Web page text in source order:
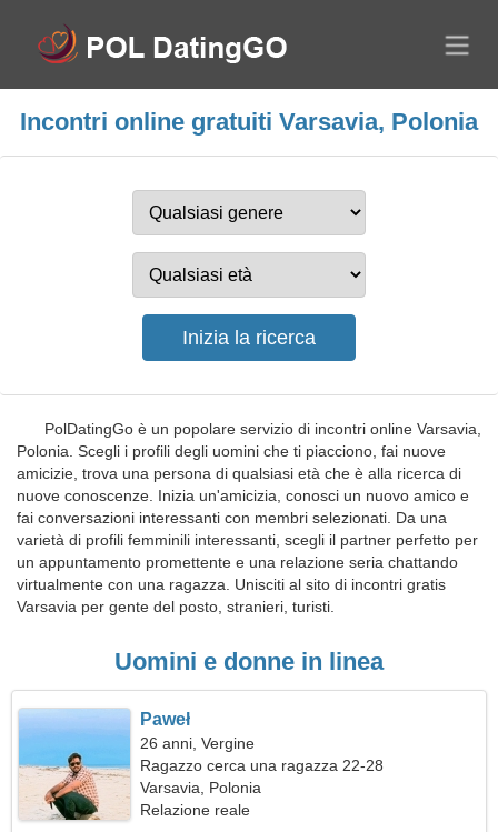
Incontri online gratuiti Varsavia, Polonia
PolDatingGo è un popolare servizio di incontri online Varsavia,
Polonia. Scegli i profili degli uomini che ti piacciono, fai nuove
amicizie, trova una persona di qualsiasi età che è alla ricerca di
nuove conoscenze. Inizia un'amicizia, conosci un nuovo amico e
fai conversazioni interessanti con membri selezionati. Da una
varietà di profili femminili interessanti, scegli il partner perfetto per
un appuntamento promettente e una relazione seria chattando
virtualmente con una ragazza. Unisciti al sito di incontri gratis
Varsavia per gente del posto, stranieri, turisti.
Uomini e donne in linea
Paweł
26 anni, Vergine
Ragazzo cerca una ragazza 22-28
Varsavia, Polonia
Relazione reale